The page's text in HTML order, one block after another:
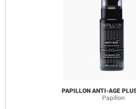
PAPILLON ANTI-AGE
Papillon